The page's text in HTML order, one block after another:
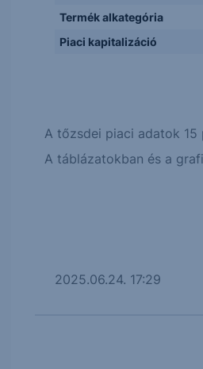
Termék alkategória
Piaci kapitalizáció
A tőzsdei piaci adatok
A táblázatokban és a
2025.06.24. 17:29